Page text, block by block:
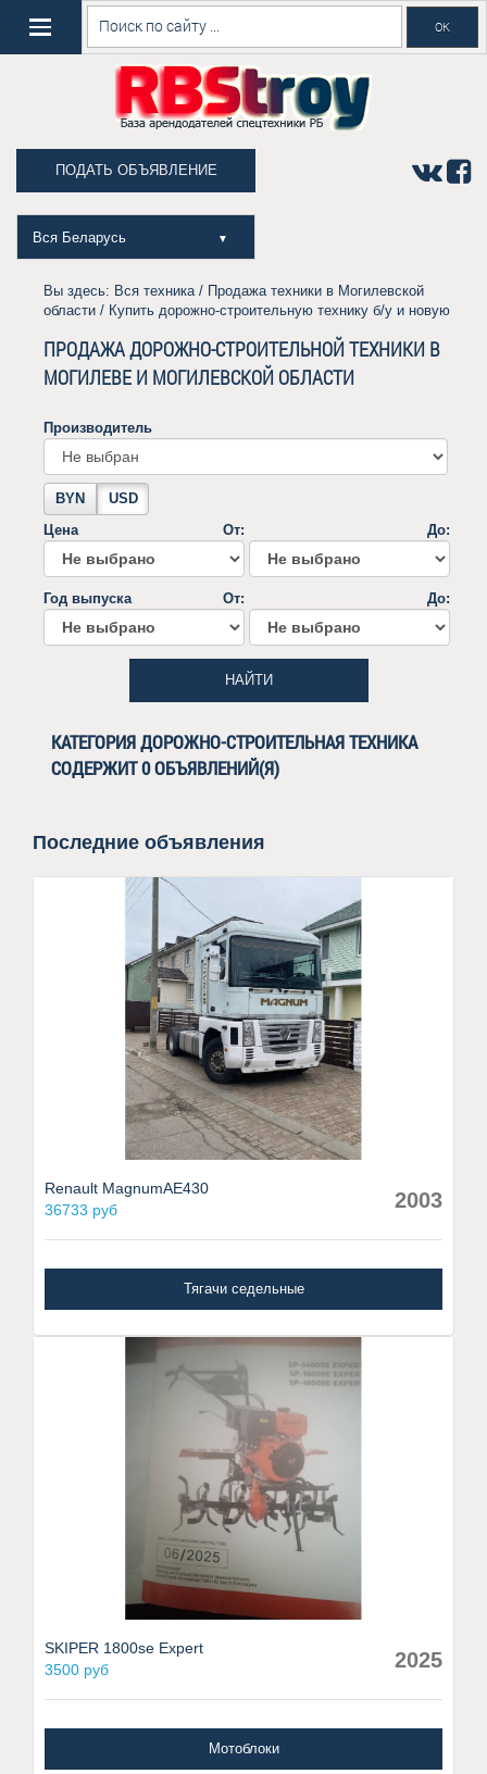
ПОДАТЬ ОБЪЯВЛЕНИЕ
Вся Беларусь ▼
Вы здесь: Вся техника/ Продажа техники в Могилевской
области / Купить дорожно-строительную технику б/у и новую
ПРОДАЖА ДОРОЖНО-СТРОИТЕЛЬНОЙ ТЕХНИКИ В
МОГИЛЕВЕ И МОГИЛЕВСКОЙ ОБЛАСТИ
Производитель
BYN
USD
Цена
От: До:
Год выпуска От: До:
НАЙТИ
КАТЕГОРИЯ ДОРОЖНО-СТРОИТЕЛЬНАЯ ТЕХНИКА
СОДЕРЖИТ 0 ОБЪЯВЛЕНИЙ(Я)
Последние объявления
Renault MagnumAE430
36733 руб
2003
Тягачи седельные
SKIPER 1800se Expert
3500 руб
2025
Мотоблоки